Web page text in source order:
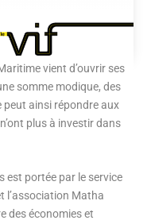
vient d’ouvrir ses
somme modique, des
peut ainsi répondre aux
plus à investir dans
est portée par le service
l’association Matha
des économies et